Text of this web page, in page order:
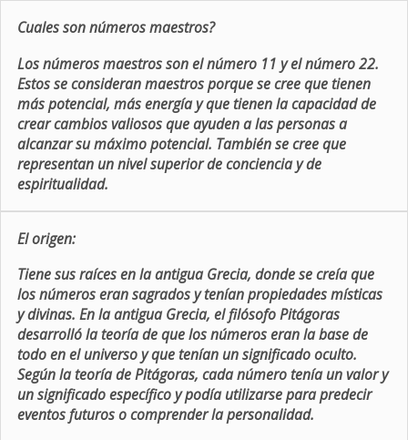
Cuales son números maestros?
Los números maestros son el número 11 y el número 22.
Estos se consideran maestros porque se cree que tienen
más potencial, más energía y que tienen la capacidad de
crear cambios valiosos que ayuden a las personas a
alcanzar su máximo potencial. También se cree que
representan un nivel superior de conciencia y de
espiritualidad.
El origen:
Tiene sus raíces en la antigua Grecia, donde se creía que
los números eran sagrados y tenían propiedades místicas
y divinas. En la antigua Grecia, el filósofo Pitágoras
desarrolló la teoría de que los números eran la base de
todo en el universo y que tenían un significado oculto.
Según la teoría de Pitágoras, cada número tenía un valor y
un significado específico y podía utilizarse para predecir
eventos futuros o comprender la personalidad.